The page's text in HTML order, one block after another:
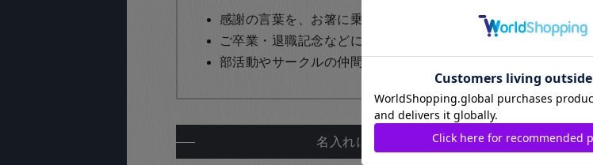
感謝の言葉を、お箸に乗せて
ご結婚やお誕生
ご卒業・退職記念などに
ご家族でお揃い
部活動やサークルの仲間同士で
名入れについて詳しくはこちら